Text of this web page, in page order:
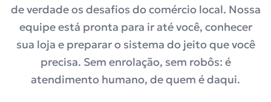
de verdade os desafios do comércio local. Nossa
equipe está pronta para ir até você, conhecer
sua loja e preparar o sistema do jeito que você
precisa. Sem enrolação, sem robôs: é
atendimento humano, de quem é daqui.